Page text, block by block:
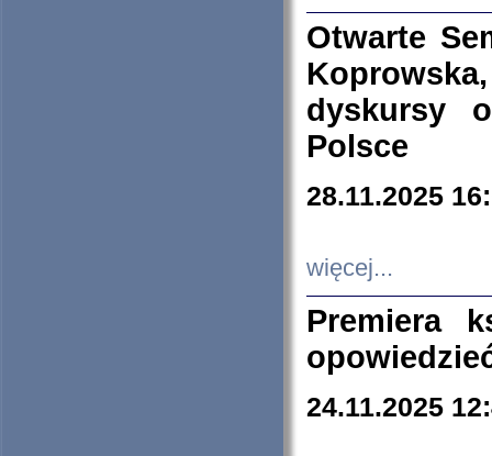
Otwarte
dyskursy
Polsce
28.11.2025
więcej...
Premiera
24.11.2025